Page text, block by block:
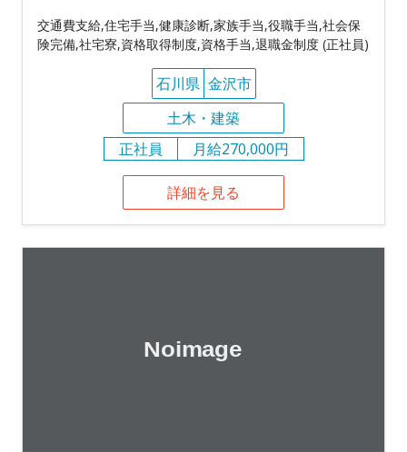
交通費支給,住宅手当,健康診断,家族手当,役職手当,社会保
険完備,社宅寮,資格取得制度,資格手当,退職金制度 (正社員)
石川県 金沢市
土木・建築
正社員
月給270,000円
詳細を見る